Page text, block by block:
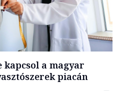
kapcsol a magyar
piacán